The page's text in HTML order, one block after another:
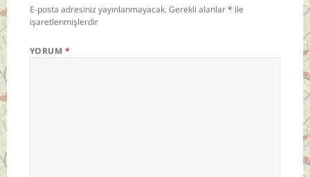
E-posta adresiniz yayınlanmayacak.Gerekli alanlar* ile
işaretlenmişlerdir
YORUM *